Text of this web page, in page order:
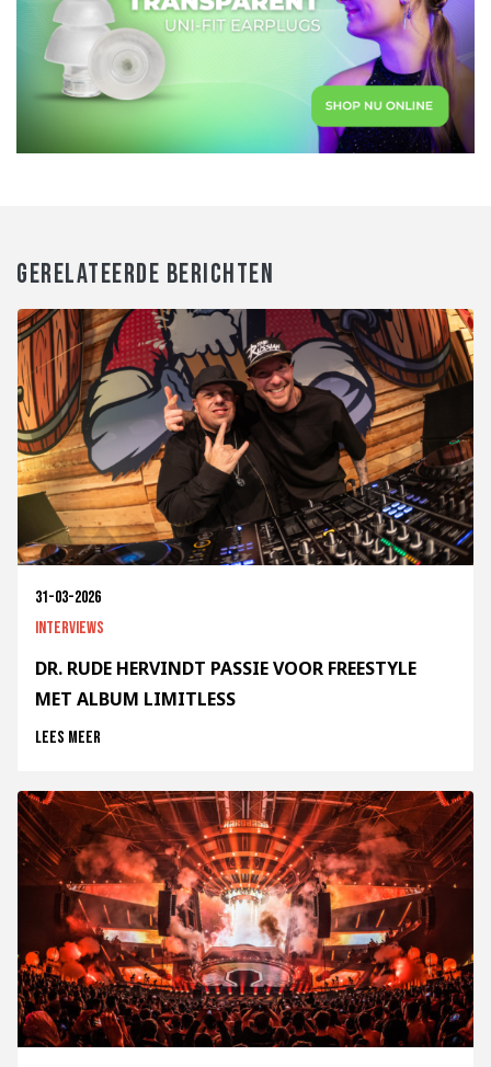
GERELATEERDE BERICHTEN
31-03-2026
Interviews
DR. RUDE HERVINDT PASSIE VOOR FREESTYLE
MET ALBUM LIMITLESS
Lees meer